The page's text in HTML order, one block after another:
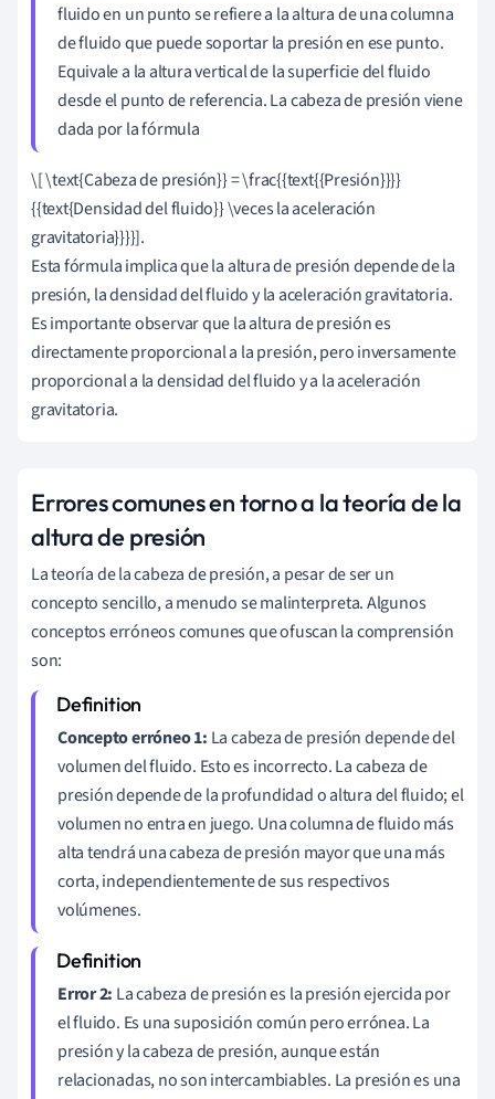
fluido en un punto se refiere a la altura de una columna
de fluido que puede soportar la presión en ese punto.
Equivale a la altura vertical de la superficie del fluido
desde el punto de referencia. La cabeza de presión viene
dada por la fórmula
\[ \text{Cabeza de presión}} = \frac{{text{{Presión}}}}
{{text{Densidad del fluido}} \veces la aceleración
gravitatoria}}}}].
Esta fórmula implica que la altura de presión depende de la
presión, la densidad del fluido y la aceleración gravitatoria.
Es importante observar que la altura de presión es
directamente proporcional a la presión, pero inversamente
proporcional a la densidad del fluido y a la aceleración
gravitatoria.
Errores comunes en torno a la teoría de la
altura de presión
La teoría de la cabeza de presión, a pesar de ser un
concepto sencillo, a menudo se malinterpreta. Algunos
conceptos erróneos comunes que ofuscan la comprensión
son:
Concepto erróneo 1: La cabeza de presión depende del
volumen del fluido. Esto es incorrecto. La cabeza de
presión depende de la profundidad o altura del fluido; el
volumen no entra en juego. Una columna de fluido más
alta tendrá una cabeza de presión mayor que una más
corta, independientemente de sus respectivos
volúmenes.
Error 2: La cabeza de presión es la presión ejercida por
el fluido. Es una suposición común pero errónea. La
presión y la cabeza de presión, aunque están
relacionadas, no son intercambiables. La presión es una